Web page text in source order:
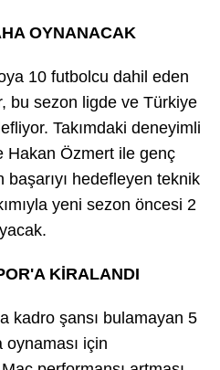
OYNANACAK
10 futbolcu dahil eden
bu sezon ligde ve Türkiye
Takımdaki deneyimli
Hakan Özmert ile genç
hedefleyen teknik
yeni sezon öncesi 2
KİRALANDI
kadro şansı bulamayan 5
için